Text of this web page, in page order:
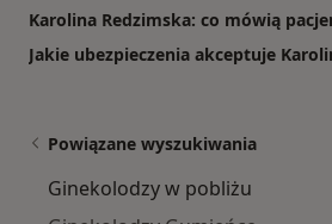
Karolina Redzimska: co mówią
Jakie ubezpieczenia akceptuje
Powiązane wyszukiwania
Ginekolodzy w pobliżu